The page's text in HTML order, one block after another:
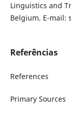
Linguistics and
Belgium. E-mail:
Referências
References
Primary Sources